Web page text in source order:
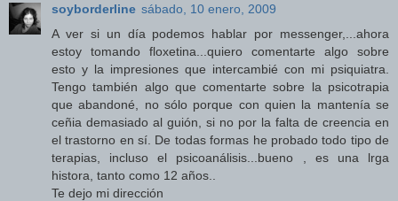
soyborderline sábado, 10 enero, 2009
A ver si un día podemos hablar por messenger,...ahora
estoy tomando floxetina...quiero comentarte algo sobre
esto y la impresiones que intercambié con mi psiquiatra.
Tengo también algo que comentarte sobre la psicotrapia
que abandoné, no sólo porque con quien la mantenía se
ceñia demasiado al guión, si no por la falta de creencia en
el trastorno en sí. De todas formas he probado todo tipo de
terapias, incluso el psicoanálisis...bueno , es una lrga
histora, tanto como 12 años..
Te dejo mi dirección